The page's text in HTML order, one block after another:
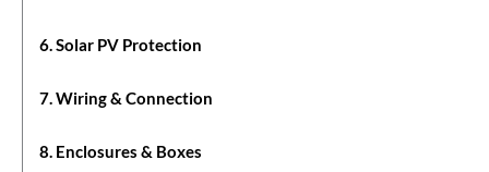
6. Solar PV Protection
7. Wiring & Connection
8. Enclosures & Boxes